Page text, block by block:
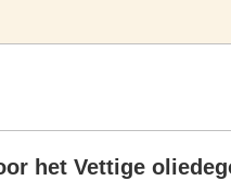
het Vettige